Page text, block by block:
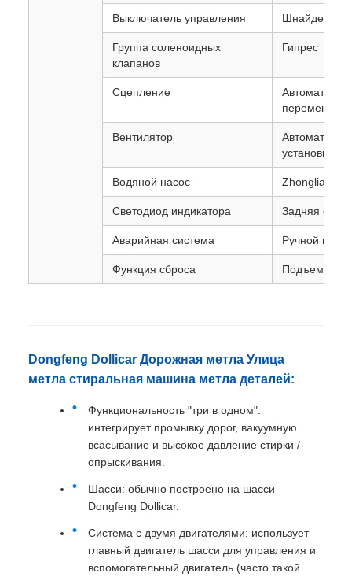
Выключатель управления Шнайдер
Группа соленоидных
клапанов
Гипрес
Сцепление
переменная
Вентилятор
установка
Водяной насос Zhonglian
Светодиод индикатора Задняя
Аварийная система Ручной насос
Функция сброса Подъемник
Dongfeng Dollicar Дорожная метла Улица
метла стиральная машина метла деталей:
Функциональность "три в одном":
интегрирует промывку дорог, вакуумную
всасывание и высокое давление стирки /
опрыскивания.
Шасси: обычно построено на шасси
Dongfeng Dollicar.
Система с двумя двигателями: использует
главный двигатель шасси для управления и
вспомогательный двигатель (часто такой